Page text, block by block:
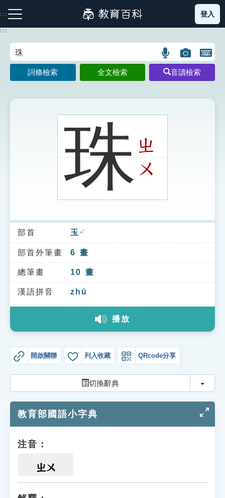
到
主
:::
注音索引圖示 筆畫索引圖示 部首索引表圖示
索引選單
知識索引
單字索引
生命大百科索引
教學應用
貓頭鷹博士
登入
:::
語
言
搜
示
圖
片
搜
開
鍵
圖
詞條檢索 全文檢索 音讀檢索
珠ㄓ
ㄨ
部首 玉 ㄩˋ
部首外筆畫 6 畫
總筆畫 10 畫
漢語拼音 zhū
播放
開啟關聯 列入收藏 QRcode分享
切換辭典 切換
教育部國語小字典
注音：
ㄓㄨ